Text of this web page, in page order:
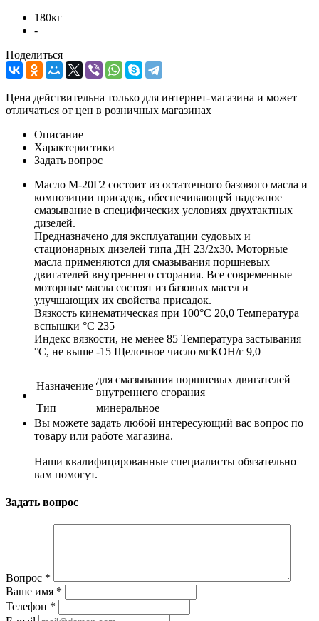
180кг
-
Поделиться
Цена действительна только для интернет-магазина и может
отличаться от цен в розничных магазинах
Описание
Характеристики
Задать вопрос
Масло М-20Г2 состоит из остаточного базового масла и
композиции присадок, обеспечивающей надежное
смазывание в специфических условиях двухтактных
дизелей.
Предназначено для эксплуатации судовых и
стационарных дизелей типа ДН 23/2х30. Моторные
масла применяются для смазывания поршневых
двигателей внутреннего сгорания. Все современные
моторные масла состоят из базовых масел и
улучшающих их свойства присадок.
Вязкость кинематическая при 100°С 20,0 Температура
вспышки °С 235
Индекс вязкости, не менее 85 Температура застывания
°С, не выше -15 Щелочное число мгКОН/г 9,0
Назначение
для смазывания поршневых двигателей
внутреннего сгорания
Тип
минеральное
Вы можете задать любой интересующий вас вопрос по
товару или работе магазина.
Наши квалифицированные специалисты обязательно
вам помогут.
Задать вопрос
Вопрос *
Ваше имя *
Телефон *